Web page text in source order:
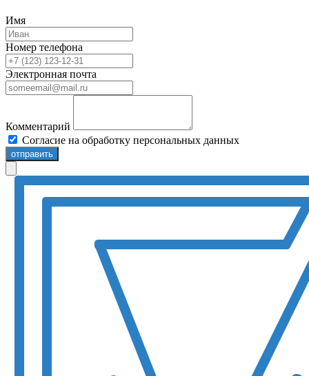
Имя
Номер телефона
Электронная почта
Комментарий
Согласие на обработку персональных данных
отправить